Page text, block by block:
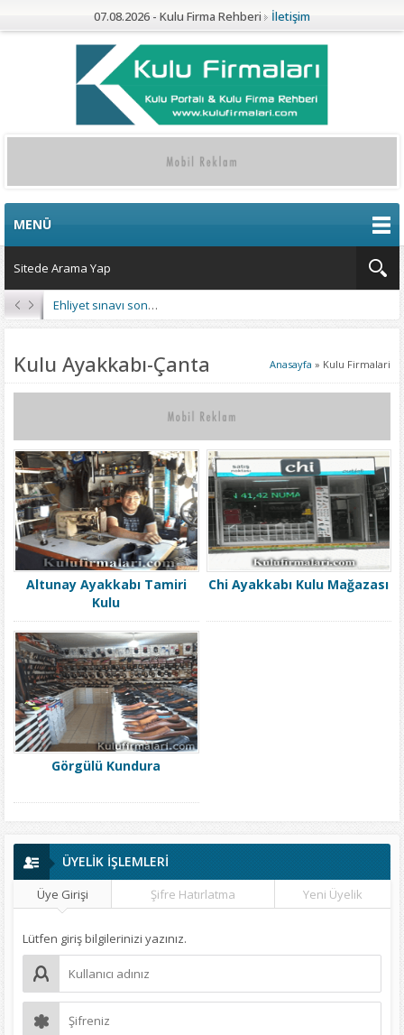
07.08.2026 - Kulu Firma Rehberi İletişim
MENÜ
Ehliyet sınavı sonuçları açıklandı
Anasayfa » Kulu Firmalari
Kulu Ayakkabı-Çanta
Altunay Ayakkabı Tamiri
Kulu
Chi Ayakkabı Kulu Mağazası
Görgülü Kundura
ÜYELİK İŞLEMLERİ
Üye Girişi Şifre Hatırlatma Yeni Üyelik
Lütfen giriş bilgilerinizi yazınız.